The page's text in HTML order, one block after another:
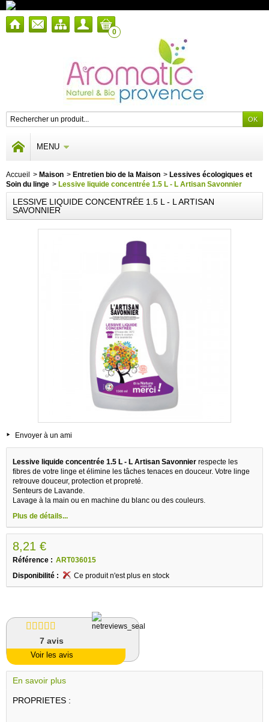
0
MENU
Accueil > Maison > Entretien bio de la Maison > Lessives écologiques et
Soin du linge > Lessive liquide concentrée 1.5 L - L Artisan Savonnier
LESSIVE LIQUIDE CONCENTRÉE 1.5 L - L ARTISAN
SAVONNIER
Envoyer à un ami
Lessive liquide concentrée 1.5 L - L Artisan Savonnier respecte les
fibres de votre linge et élimine les tâches tenaces en douceur. Votre linge
retrouve douceur, protection et propreté.
Senteurs de Lavande.
Lavage à la main ou en machine du blanc ou des couleurs.
Plus de détails...
8,21 €
Référence : ART036015
Disponibilité :
Ce produit n'est plus en stock
7 avis
Voir les avis
En savoir plus
PROPRIETES :